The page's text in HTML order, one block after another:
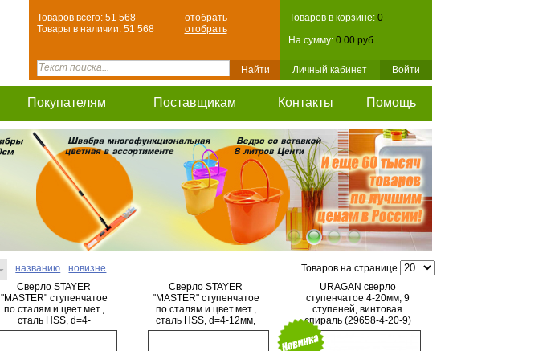
Товаров в корзине: 0
На сумму: 0.00 руб.
Личный кабинет Войти
Товаров всего: 51 568
отобрать
Товары в наличии: 51 568
отобрать
Покупателям Поставщикам Контакты Помощь
названию новизне
Товаров на странице
Сверло STAYER
"MASTER" ступенчатое
по сталям и цвет.мет.,
сталь HSS, d=4-
12мм,5ступ.d 4-6-8-10-
Сверло STAYER
"MASTER" ступенчатое
по сталям и цвет.мет.,
сталь HSS, d=4-12мм,
9ступ.d 4-12, L- 65
URAGAN сверло
ступенчатое 4-20мм, 9
ступеней, винтовая
спираль (29658-4-20-9)